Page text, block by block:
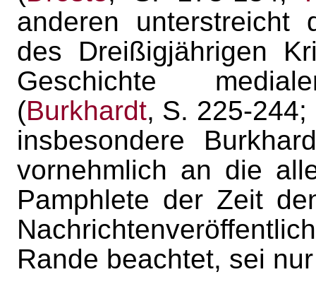
anderen unterstreicht
des Dreißigjährigen
Geschichte
(Burkhardt, S. 225-244;
insbesondere
vornehmlich an die
Pamphlete der Zeit
Rande beachtet, sei